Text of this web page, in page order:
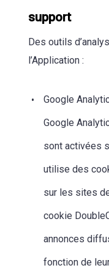
support
Des outils
l’Application :
Google
Google
sont activées
utilise des
sur les sites
cookie
annonces
fonction de